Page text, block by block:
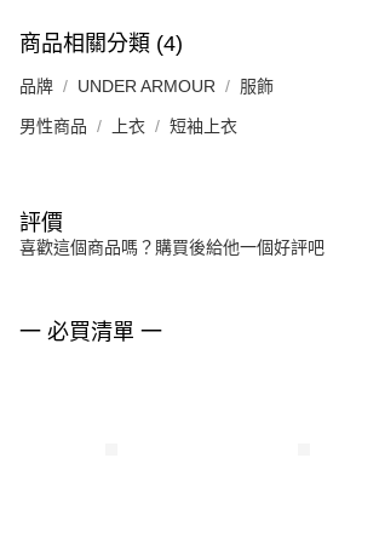
商品相關分類 (4)
品牌 UNDER ARMOUR 服飾
男性商品 上衣 短袖上衣
評價
喜歡這個商品嗎？購買後給他一個好評吧
一 必買清單 一